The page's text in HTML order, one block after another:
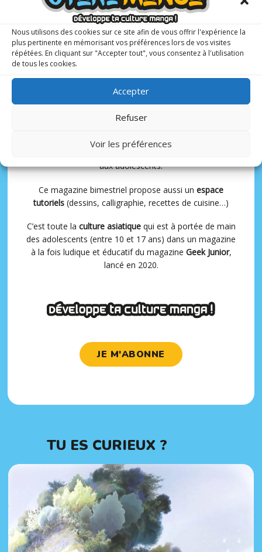
Nous utilisons des cookies sur ce site afin de vous offrir l'expérience la
plus pertinente en mémorisant vos préférences lors de vos visites
répétées. En cliquant sur "Accepter tout", vous consentez à l'utilisation
de tous les cookies.
Accepter
Refuser
Voir les préférences
Otaku Manga :
le premiermagazine manga
pour les ados !
6 N° PAR AN 10-17 ANS
Matthieu Pinon, Otaku Manga présente
mangas, animés et webtoons
aux adolescents.
Ce magazine bimestriel propose aussi un espace
tutoriels (dessins, calligraphie, recettes de cuisine…)
C’est toute la culture asiatiquequi est à portée de main
des adolescents (entre 10 et 17 ans) dans un magazine
à la fois ludique et éducatif du magazine Geek Junior,
lancé en 2020.
JE M'ABONNE
TU ES CURIEUX ?